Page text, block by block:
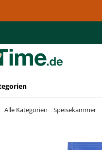
Alle Kategorien Speisekammer